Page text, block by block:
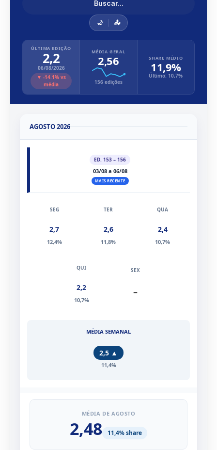
🌙 📤
ÚLTIMA EDIÇÃO
2,2
06/08/2026
▼ -14.1% vs
média
MÉDIA GERAL
2,56 SHARE MÉDIO
11,9%
ED. 153 – 156
03/08 a 06/08
2,7 2,6 2,4
2,2
2,5 ▲
MÉDIA DE AGOSTO
2,48